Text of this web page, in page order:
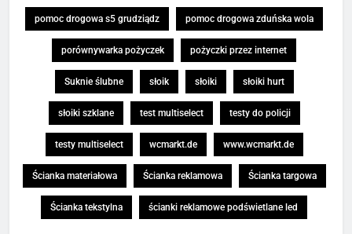
pomoc drogowa s5 grudziądz pomoc drogowa zduńska wola
porównywarka pożyczek pożyczki przez internet
Suknie ślubne słoik słoiki słoiki hurt
słoiki szklane test multiselect testy do policji
testy multiselect wcmarkt.de www.wcmarkt.de
Ścianka materiałowa Ścianka reklamowa Ścianka targowa
Ścianka tekstylna ścianki reklamowe podświetlane led